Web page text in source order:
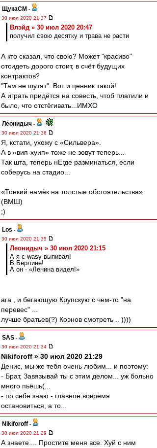
ЩукаСМ -
30 июл 2020 21:37
Влэйд » 30 июл 2020 20:47
получил свою десятку и трава не расти
А кто сказал, что свою? Может "красиво"
отсидеть дорого стоит, в счёт будущих
контрактов?
"Там не шутят". Вот и ценник такой!
А играть придётся на совесть, чтоб платили и
было, что отстёгивать...ИМХО
Леонидыч -
30 июл 2020 21:36
Я, кстати, ухожу с «Сильвера».
А в «вип-хуип» тоже не зовут теперь...
Так шта, теперь нЕгде разминаться, если
соберусь на стадио...
«Тонкий намёк на толстые обстоятельства»
(ВМШ)
;)
Los -
30 июл 2020 21:35
Леонидыч » 30 июл 2020 21:15
А я с wasy выпивал!
В Берлине!
А он - «Ленина видел!»
ага , и бегающую Крупскую с чем-то "на
перевес" ...
лучше братьев(?) Коэнов смотреть .. ))))
SAS -
30 июл 2020 21:34
Nikiforoff » 30 июл 2020 21:29
Денис, мы же тебя очень любим... и поэтому:
- Брат, Завязывай ты с этим делом... уж больно
много пьёшь(...
- по себе знаю - главное вовремя
остановиться, а то...
Nikiforoff -
30 июл 2020 21:29
А знаете.... Простите меня все. Хуй с ним